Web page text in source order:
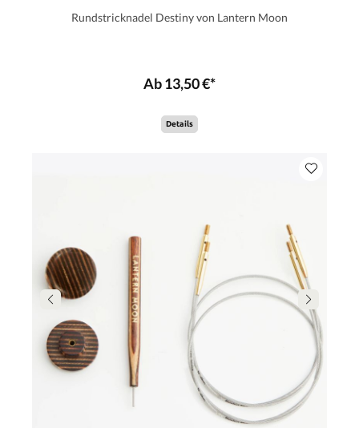
Rundstricknadel Destiny von Lantern Moon
Ab 13,50 €*
Details